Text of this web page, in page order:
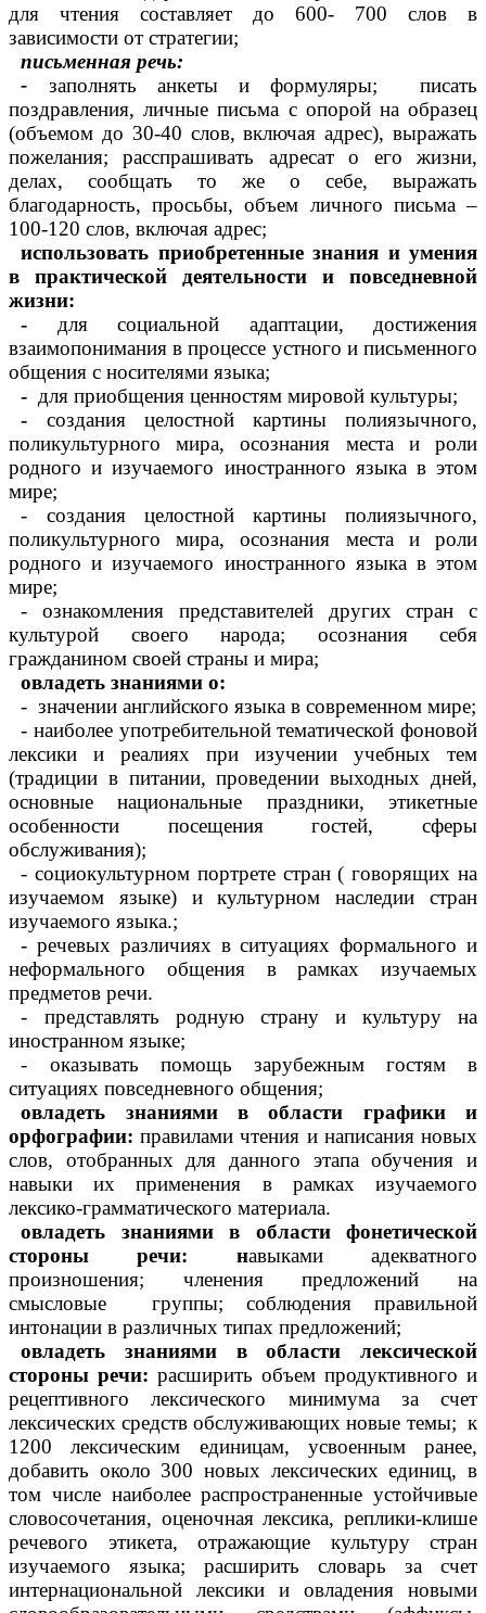
для чтения составляет до 600- 700 слов в
зависимости от стратегии;
письменная речь:
- заполнять анкеты и формуляры; писать
поздравления, личные письма с опорой на образец
(объемом до 30-40 слов, включая адрес), выражать
пожелания; расспрашивать адресат о его жизни,
делах, сообщать то же о себе, выражать
благодарность, просьбы, объем личного письма –
100-120 слов, включая адрес;
использовать приобретенные знания и умения
в практической деятельности и повседневной
жизни:
- для социальной адаптации, достижения
взаимопонимания в процессе устного и письменного
общения с носителями языка;
- для приобщения ценностям мировой культуры;
- создания целостной картины полиязычного,
поликультурного мира, осознания места и роли
родного и изучаемого иностранного языка в этом
мире;
- создания целостной картины полиязычного,
поликультурного мира, осознания места и роли
родного и изучаемого иностранного языка в этом
мире;
- ознакомления представителей других стран с
культурой своего народа; осознания себя
гражданином своей страны и мира;
овладеть знаниями о:
- значении английского языка в современном мире;
- наиболее употребительной тематической фоновой
лексики и реалиях при изучении учебных тем
(традиции в питании, проведении выходных дней,
основные национальные праздники, этикетные
особенности посещения гостей, сферы
обслуживания);
- социокультурном портрете стран ( говорящих на
изучаемом языке) и культурном наследии стран
изучаемого языка.;
- речевых различиях в ситуациях формального и
неформального общения в рамках изучаемых
предметов речи.
- представлять родную страну и культуру на
иностранном языке;
- оказывать помощь зарубежным гостям в
ситуациях повседневного общения;
овладеть знаниями в области графики и
орфографии:правилами чтения и написания новых
слов, отобранных для данного этапа обучения и
навыки их применения в рамках изучаемого
лексико-грамматического материала.
овладеть знаниями в области фонетической
стороны речи: навыками адекватного
произношения; членения предложений на
смысловые группы; соблюдения правильной
интонации в различных типах предложений;
овладеть знаниями в области лексической
стороны речи: расширить объем продуктивного и
рецептивного лексического минимума за счет
лексических средств обслуживающих новые темы; к
1200 лексическим единицам, усвоенным ранее,
добавить около 300 новых лексических единиц, в
том числе наиболее распространенные устойчивые
словосочетания, оценочная лексика, реплики-клише
речевого этикета, отражающие культуру стран
изучаемого языка; расширить словарь за счет
интернациональной лексики и овладения новыми